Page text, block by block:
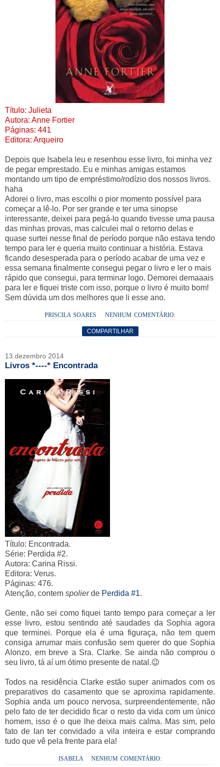
Título: Julieta
Autora: Anne Fortier
Páginas: 441
Editora: Arqueiro
Depois que Isabela leu e resenhou esse livro, foi minha vez
de pegar emprestado. Eu e minhas amigas estamos
montando um tipo de empréstimo/rodízio dos nossos livros.
haha
Adorei o livro, mas escolhi o pior momento possível para
começar a lê-lo. Por ser grande e ter uma sinopse
interessante, deixei para pegá-lo quando tivesse uma pausa
das minhas provas, mas calculei mal o retorno delas e
quase surtei nesse final de período porque não estava tendo
tempo para ler e queria muito continuar a história. Estava
ficando desesperada para o período acabar de uma vez e
essa semana finalmente consegui pegar o livro e ler o mais
rápido que consegui, para terminar logo. Demorei demaaais
para ler e fiquei triste com isso, porque o livro é muito bom!
Sem dúvida um dos melhores que li esse ano.
PRISCILA SOARES NENHUM COMENTÁRIO:
COMPARTILHAR
13 dezembro 2014
Livros *----* Encontrada
Título: Encontrada.
Série: Perdida #2.
Autora: Carina Rissi.
Editora: Verus.
Páginas: 476.
Atenção, contem spolierde Perdida #1.
Gente, não sei como fiquei tanto tempo para começar a ler
esse livro, estou sentindo até saudades da Sophia agora
que terminei. Porque ela é uma figuraça, não tem quem
consiga arrumar mais confusão sem querer do que Sophia
Alonzo, em breve a Sra. Clarke. Se ainda não comprou o
seu livro, tá aí um ótimo presente de natal.😉
Todos na residência Clarke estão super animados com os
preparativos do casamento que se aproxima rapidamente.
Sophia anda um pouco nervosa, surpreendentemente, não
pelo fato de ter decidido ficar o resto da vida com um único
homem, isso é o que lhe deixa mais calma. Mas sim, pelo
fato de Ian ter convidado a vila inteira e estar comprando
tudo que vê pela frente para ela!
ISABELA NENHUM COMENTÁRIO: